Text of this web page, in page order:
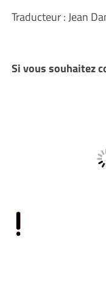
Traducteur : Jean
Si vous souhaitez